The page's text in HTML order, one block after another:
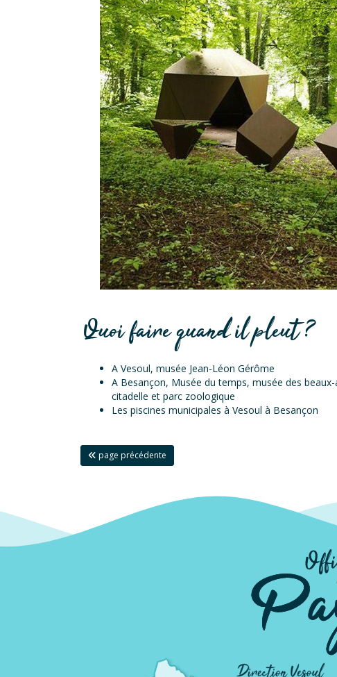
Quoi faire quand il pleut ?
A Vesoul, musée Jean-Léon Gérôme
A Besançon, Musée du temps, musée des
citadelle et parc zoologique
Les piscines municipales à Vesoul à Besançon
page précédente